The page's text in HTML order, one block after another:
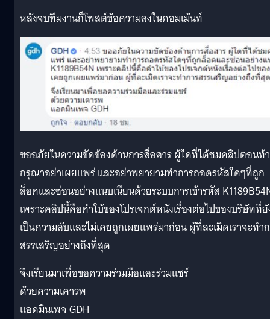
หลังจบทีมงานก็โพสต์ข้อความลงในคอมเม้นท์
ขออภัยในความขัดข้องด้านการสื่อสาร ผู้ใดที่ได้ชมคลิปตอนท้
กรุณาอย่าเผยแพร่ และอย่าพยายามทำการถอดรหัสใดๆที่ถูก
ล็อคและซ่อนอย่างแนบเนียนด้วยระบบการเข้ารหัส
เพราะคลิปนี้คือคำใบ้ของโปรเจกต์หนังเรื่องต่อไปของบริษัทที่
เป็นความลับและไม่เคยถูกเผยแพร่มาก่อน ผู้ที่ละเมิดเราจะทำ
สรรเสริญอย่างถึงที่สุด
จึงเรียนมาเพื่อขอความร่วมมือและร่วมแชร์
ด้วยความเคารพ
แอดมินเพจ GDH